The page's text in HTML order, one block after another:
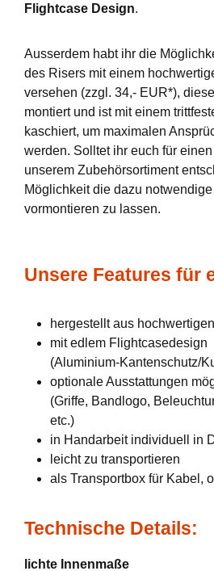
Flightcase Design.
Ausserdem habt ihr die
des Risers mit einem
versehen (zzgl. 34,- EUR*),
montiert und ist mit einem
kaschiert, um maximalen
werden. Solltet ihr euch für
unserem Zubehörsortiment
Möglichkeit die dazu
vormontieren zu lassen.
Unsere Features für
hergestellt aus
mit edlem Flightcasedesign
(Aluminium-Kantenschutz/
optionale Ausstattungen
(Griffe, Bandlogo,
etc.)
in Handarbeit individuell in
leicht zu transportieren
als Transportbox für Kabel,
Technische Details:
lichte Innenmaße